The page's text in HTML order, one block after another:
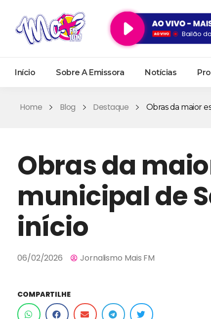
Bailão
Início Sobre A Emissora Notícias
Home Blog Destaque Obras da maior
Obras da
municipal de
início
06/02/2026 Jornalismo Mais FM
COMPARTILHE